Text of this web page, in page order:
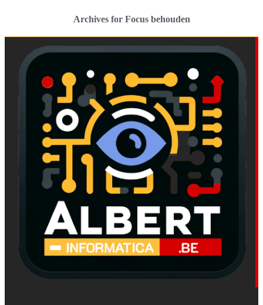
Archives for Focus behouden